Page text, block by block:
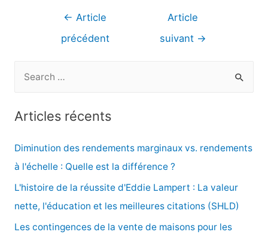
Navigation
l’article
← Article
précédent
Article
suivant →
e
r
c
Articles récents
Diminution des rendements marginaux vs. rendements
à l'échelle : Quelle est la différence ?
L'histoire de la réussite d'Eddie Lampert : La valeur
nette, l'éducation et les meilleures citations (SHLD)
Les contingences de la vente de maisons pour les